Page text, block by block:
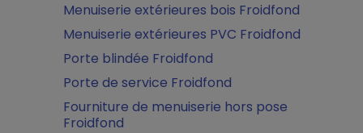
Menuiserie extérieures bois Froidfond
Menuiserie extérieures PVC Froidfond
Porte blindée Froidfond
Porte de service Froidfond
Fourniture de menuiserie hors pose
Froidfond